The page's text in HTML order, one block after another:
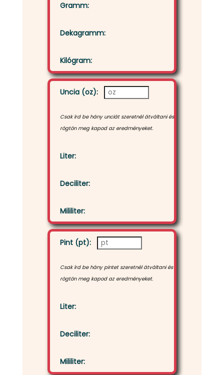
Gramm:
Dekagramm:
Kilógram:
Uncia (oz):
Csak írd be hány unciát szeretnél átváltani és
rögtön meg kapod az eredményeket.
Liter:
Deciliter:
Mililiter:
Pint (pt):
Csak írd be hány pintet szeretnél átváltani és
rögtön meg kapod az eredményeket.
Liter:
Deciliter:
Mililiter: